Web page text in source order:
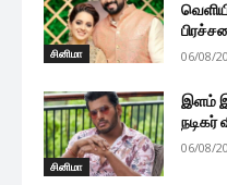
சினிமா 06/08/
சினிமா
இளம்
நடிகர்
06/08/